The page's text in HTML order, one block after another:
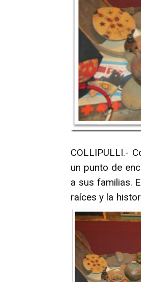
COLLIPULLI.-
un punto de
a sus familias.
raíces y la